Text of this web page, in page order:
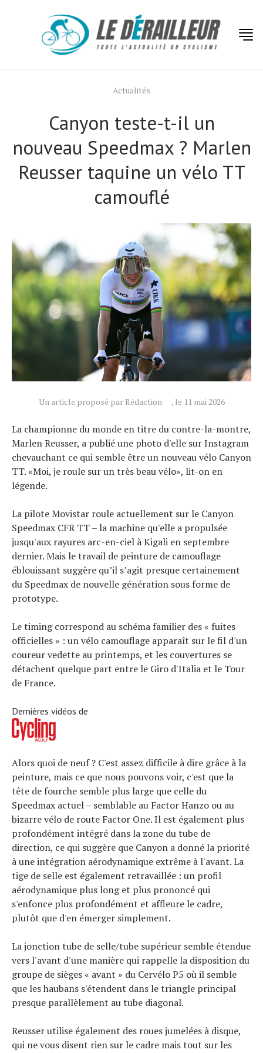
Actualités
Canyon teste-t-il un
nouveau Speedmax ? Marlen
Reusser taquine un vélo TT
camouflé
Un article proposé par Rédaction , le 11 mai 2026
La championne du monde en titre du contre-la-montre,
Marlen Reusser, a publié une photo d'elle sur Instagram
chevauchant ce qui semble être un nouveau vélo Canyon
TT. «Moi, je roule sur un très beau vélo», lit-on en
légende.
La pilote Movistar roule actuellement sur le Canyon
Speedmax CFR TT – la machine qu'elle a propulsée
jusqu'aux rayures arc-en-ciel à Kigali en septembre
dernier. Mais le travail de peinture de camouflage
éblouissant suggère qu’il s’agit presque certainement
du Speedmax de nouvelle génération sous forme de
prototype.
Le timing correspond au schéma familier des « fuites
officielles » : un vélo camouflage apparaît sur le fil d'un
coureur vedette au printemps, et les couvertures se
détachent quelque part entre le Giro d'Italia et le Tour
de France.
Dernières vidéos de
Alors quoi de neuf ? C'est assez difficile à dire grâce à la
peinture, mais ce que nous pouvons voir, c'est que la
tête de fourche semble plus large que celle du
Speedmax actuel – semblable au Factor Hanzo ou au
bizarre vélo de route Factor One. Il est également plus
profondément intégré dans la zone du tube de
direction, ce qui suggère que Canyon a donné la priorité
à une intégration aérodynamique extrême à l'avant. La
tige de selle est également retravaillée : un profil
aérodynamique plus long et plus prononcé qui
s'enfonce plus profondément et affleure le cadre,
plutôt que d'en émerger simplement.
La jonction tube de selle/tube supérieur semble étendue
vers l'avant d'une manière qui rappelle la disposition du
groupe de sièges « avant » du Cervélo P5 où il semble
que les haubans s'étendent dans le triangle principal
presque parallèlement au tube diagonal.
Reusser utilise également des roues jumelées à disque,
qui ne vous disent rien sur le cadre mais tout sur les
Actualités
Technologies
Tests de produits
Conseils
Tendances
À propos